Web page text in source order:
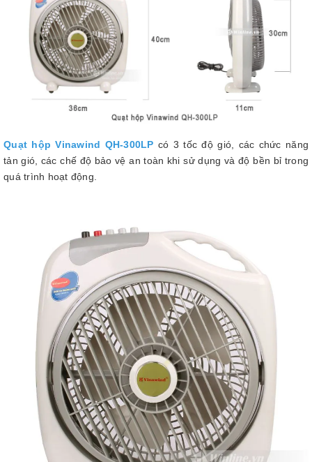
Quạt hộp Vinawind QH-300LPcó 3 tốc độ gió, các chức năng
tản gió, các chế độ bảo vệ an toàn khi sử dụng và độ bền bỉ trong
quá trình hoạt động.